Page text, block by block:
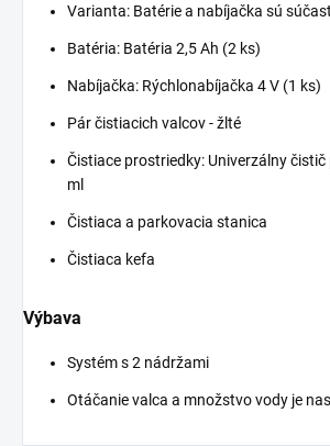
Varianta: Batérie a nabíjačka sú
Batéria: Batéria 2,5 Ah (2 ks)
Nabíjačka: Rýchlonabíjačka 4 V (1 ks)
Pár čistiacich valcov - žlté
Čistiace prostriedky: Univerzálny čistič
ml
Čistiaca a parkovacia stanica
Čistiaca kefa
Výbava
Systém s 2 nádržami
Otáčanie valca a množstvo vody je